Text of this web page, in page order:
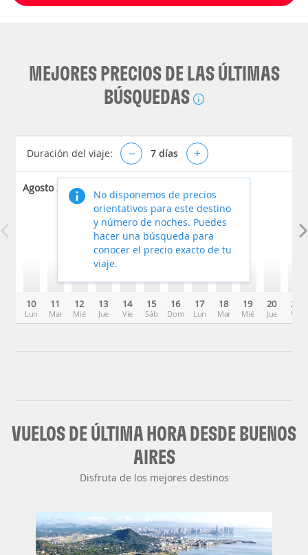
MEJORES PRECIOS DE LAS ÚLTIMAS
BÚSQUEDAS
Duración del viaje: – 7 días +
Agosto 2026
10
Lun
11
Mar
12
Mié
13
Jue
14
Vie
15
Sáb
16
Dom
17
Lun
18
Mar
19
Mié
20
Jue
21
Vie
No disponemos de precios
orientativos para este destino
y número de noches. Puedes
hacer una búsqueda para
conocer el precio exacto de tu
viaje.
VUELOS DE ÚLTIMA HORA DESDE BUENOS
AIRES
Disfruta de los mejores destinos